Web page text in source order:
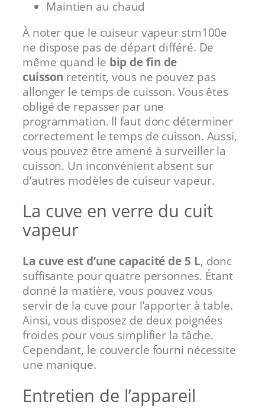
Maintien au chaud
À noter que le cuiseur vapeur stm100e
ne dispose pas de départ différé. De
même quand le bip de fin de
cuisson retentit, vous ne pouvez pas
allonger le temps de cuisson. Vous êtes
obligé de repasser par une
programmation. Il faut donc déterminer
correctement le temps de cuisson. Aussi,
vous pouvez être amené à surveiller la
cuisson. Un inconvénient absent sur
d’autres modèles de cuiseur vapeur.
La cuve en verre du cuit
vapeur
La cuve est d’une capacité de 5 L, donc
suffisante pour quatre personnes. Étant
donné la matière, vous pouvez vous
servir de la cuve pour l’apporter à table.
Ainsi, vous disposez de deux poignées
froides pour vous simplifier la tâche.
Cependant, le couvercle fourni nécessite
une manique.
Entretien de l’appareil